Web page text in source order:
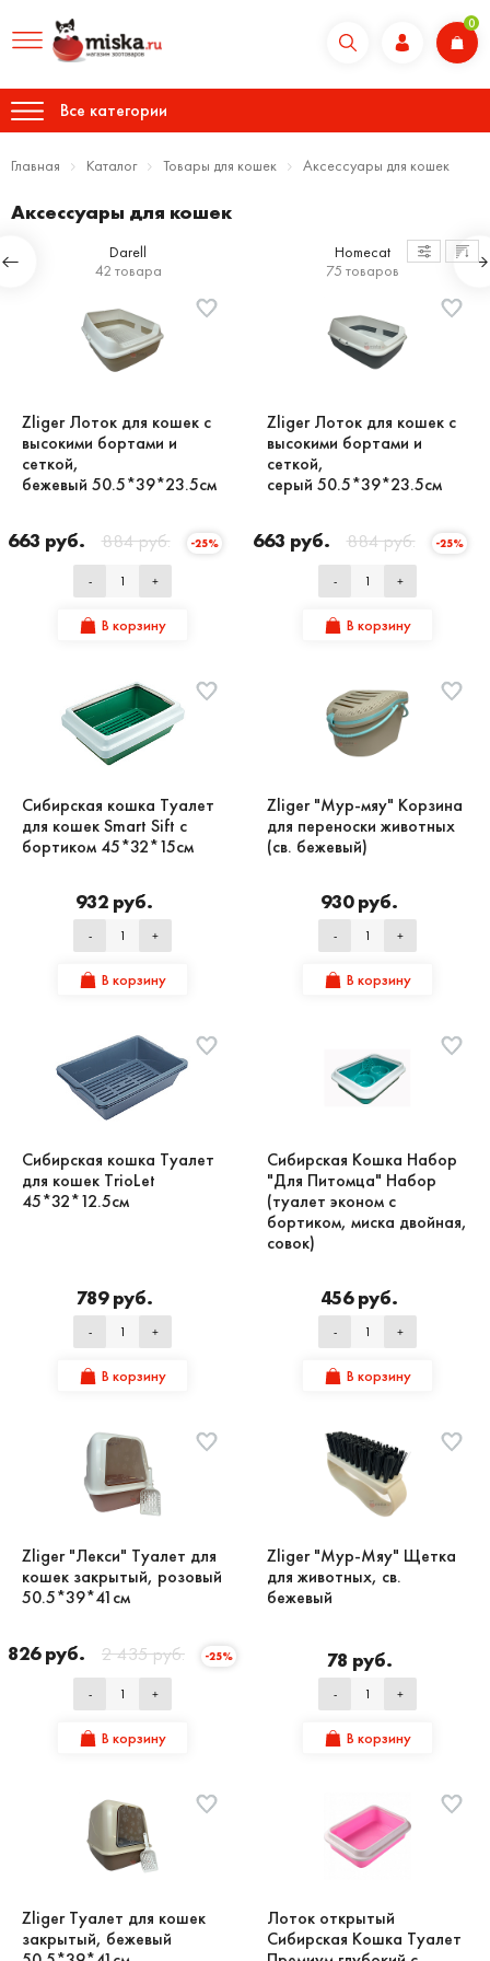
0
Все категории
Главная Каталог Товары для кошек Аксессуары для кошек
Аксессуары для кошек
Darell
42 товара
Homecat
75 товаров
Zliger Лоток для кошек с
высокими бортами и
сеткой,
бежевый 50.5*39*23.5см
663 руб. 884 руб. -25%
- +
В корзину
Zliger Лоток для кошек с
высокими бортами и
сеткой,
серый 50.5*39*23.5см
663 руб. 884 руб. -25%
- +
В корзину
Сибирская кошка Туалет
для кошек Smart Sift с
бортиком 45*32*15см
932 руб.
- +
В корзину
Zliger "Мур-мяу" Корзина
для переноски животных
(св. бежевый)
930 руб.
- +
В корзину
Сибирская кошка Туалет
для кошек TrioLet
45*32*12.5см
789 руб.
- +
В корзину
Сибирская Кошка Набор
"Для Питомца" Набор
(туалет эконом с
бортиком, миска двойная,
совок)
456 руб.
- +
В корзину
Zliger "Лекси" Туалет для
кошек закрытый, розовый
50.5*39*41см
826 руб. 2 435 руб. -25%
- +
В корзину
Zliger "Мур-Мяу" Щетка
для животных, св.
бежевый
78 руб.
- +
В корзину
Zliger Туалет для кошек
закрытый, бежевый
Лоток открытый
Сибирская Кошка Туалет